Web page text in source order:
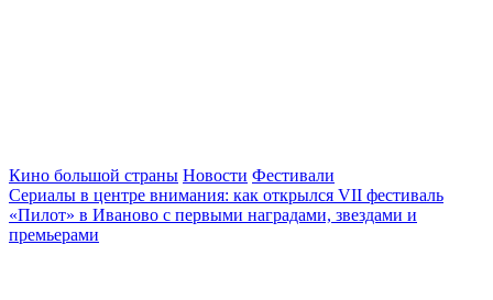
Кино большой страны Новости Фестивали
Сериалы в центре внимания: как открылся VII фестиваль
«Пилот» в Иваново с первыми наградами, звездами и
премьерами